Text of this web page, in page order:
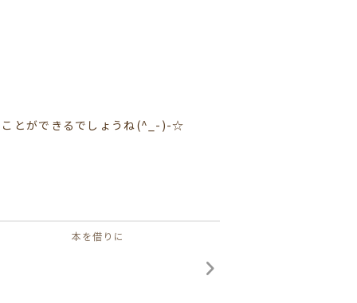
ことができるでしょうね(^_-)-☆
本を借りに